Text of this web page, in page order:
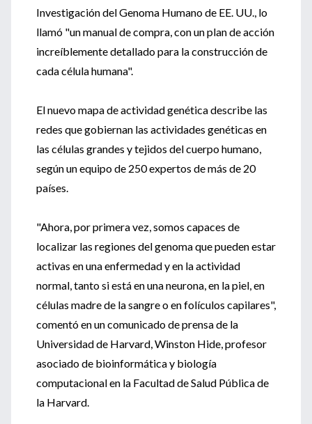
Investigación del Genoma Humano de EE. UU., lo
llamó "un manual de compra, con un plan de acción
increíblemente detallado para la construcción de
cada célula humana".
El nuevo mapa de actividad genética describe las
redes que gobiernan las actividades genéticas en
las células grandes y tejidos del cuerpo humano,
según un equipo de 250 expertos de más de 20
países.
"Ahora, por primera vez, somos capaces de
localizar las regiones del genoma que pueden estar
activas en una enfermedad y en la actividad
normal, tanto si está en una neurona, en la piel, en
células madre de la sangre o en folículos capilares",
comentó en un comunicado de prensa de la
Universidad de Harvard, Winston Hide, profesor
asociado de bioinformática y biología
computacional en la Facultad de Salud Pública de
la Harvard.